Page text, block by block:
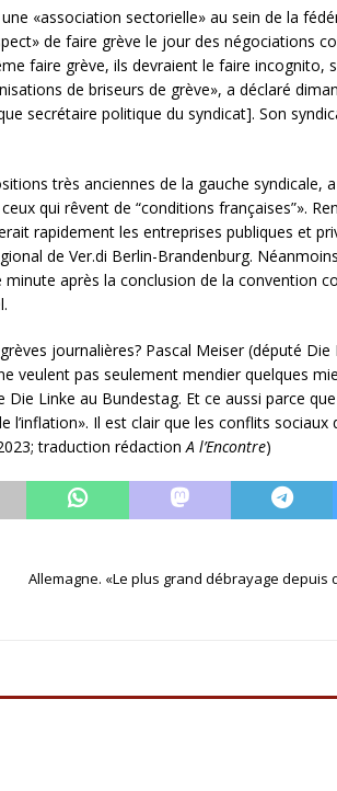
«association sectorielle» au sein de la
de faire grève le jour des négociations
faire grève, ils devraient le faire incognito,
de briseurs de grève», a déclaré
secrétaire politique du syndicat]. Son
très anciennes de la gauche syndicale,
qui rêvent de “conditions françaises”».
rapidement les entreprises publiques et
de Ver.di Berlin-Brandenburg.
après la conclusion de la convention
journalières? Pascal Meiser (député
veulent pas seulement mendier quelques
Linke au Bundestag. Et ce aussi parce
l’inflation». Il est clair que les conflits
traduction rédactionA l’Encontre)
Allemagne. «Le plus grand débrayage depuis